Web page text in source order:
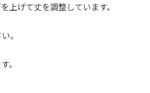
上げて丈を調整しています。
。
。